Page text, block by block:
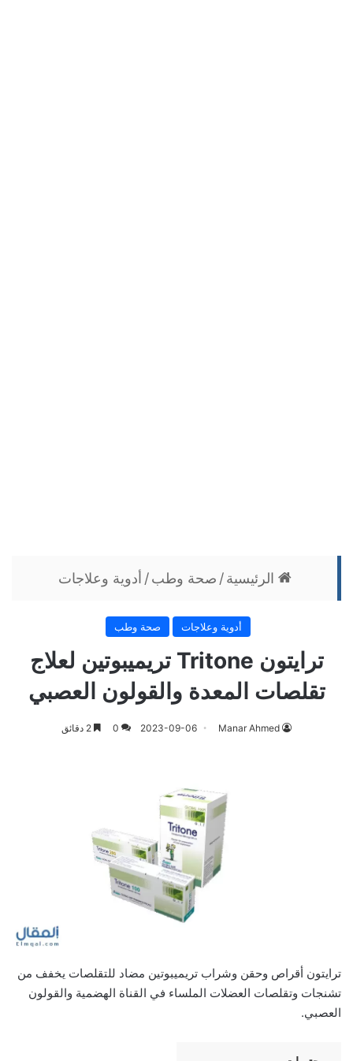
الرئيسية / صحة وطب / أدوية وعلاجات
أدوية وعلاجات صحة وطب
ترايتون Tritone تريميبوتين لعلاج
تقلصات المعدة والقولون العصبي
Manar Ahmed
2023-09-06
0
ترايتون أقراص وحقن وشراب تريميبوتين مضاد للتقلصات يخفف من
تشنجات وتقلصات العضلات الملساء في القناة الهضمية والقولون
العصبي.